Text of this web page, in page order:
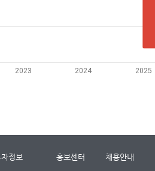
2023 2024 2025
정보 홍보센터 채용안내